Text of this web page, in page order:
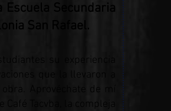
Escuela Secundaria
San Rafael.
su experiencia
que la llevaron a
Aprovéchate de mí
Tacvba, la compleja